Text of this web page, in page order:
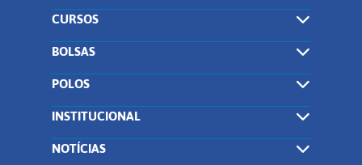
CURSOS
BOLSAS
POLOS
INSTITUCIONAL
NOTÍCIAS